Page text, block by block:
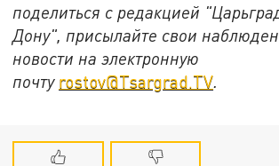
поделиться с редакцией
Дону", присылайте свои
новости на электронную
почту rostov@Tsargrad.ТV.